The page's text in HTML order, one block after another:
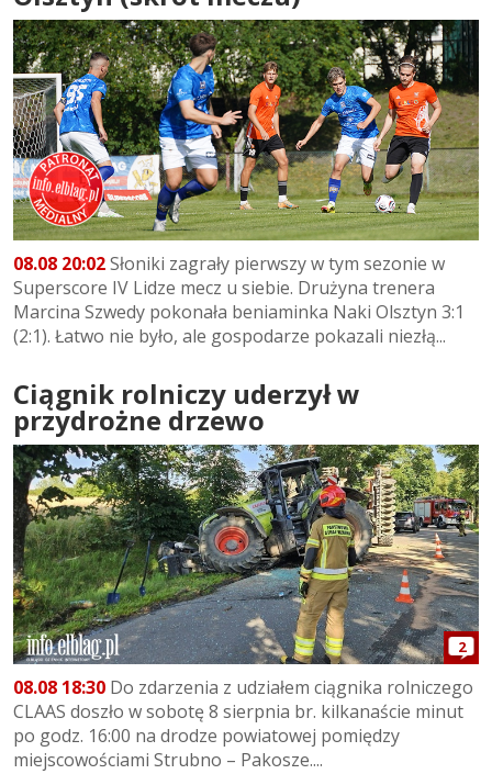
08.08 20:02Słoniki zagrały pierwszy w tym sezonie w
Superscore IV Lidze mecz u siebie. Drużyna trenera
Marcina Szwedy pokonała beniaminka Naki Olsztyn 3:1
(2:1). Łatwo nie było, ale gospodarze pokazali niezłą...
Ciągnik rolniczy uderzył w
przydrożne drzewo
2
08.08 18:30 Do zdarzenia z udziałem ciągnika rolniczego
CLAAS doszło w sobotę 8 sierpnia br. kilkanaście minut
po godz. 16:00 na drodze powiatowej pomiędzy
miejscowościami Strubno – Pakosze....